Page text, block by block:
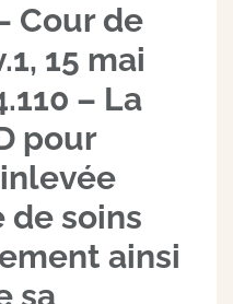
Cour de
15 mai
– La
pour
de soins
ainsi
sa